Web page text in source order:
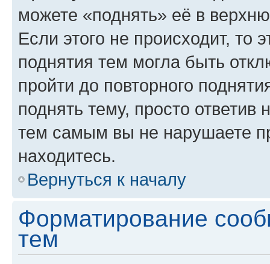
можете «поднять» её в
Если этого не происходит, то
поднятия тем могла быть
пройти до повторного
поднять тему, просто ответив
тем самым вы не нарушаете
находитесь.
Вернуться к началу
Форматирование
тем